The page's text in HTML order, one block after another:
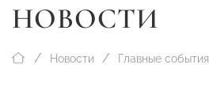
НОВОСТИ
Новости Главные события